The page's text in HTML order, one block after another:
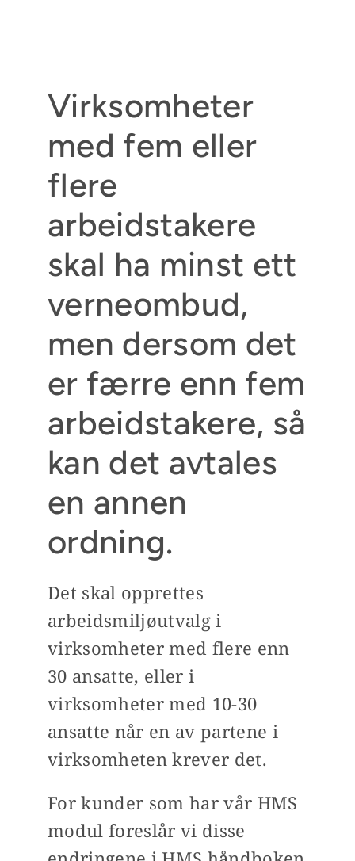
Virksomheter
med fem eller
flere
arbeidstakere
skal ha minst ett
verneombud,
men dersom det
er færre enn fem
arbeidstakere, så
kan det avtales
en annen
ordning.
Det skal opprettes
arbeidsmiljøutvalg i
virksomheter med flere enn
30 ansatte, eller i
virksomheter med 10-30
ansatte når en av partene i
virksomheten krever det.
For kunder som har vår HMS
modul foreslår vi disse